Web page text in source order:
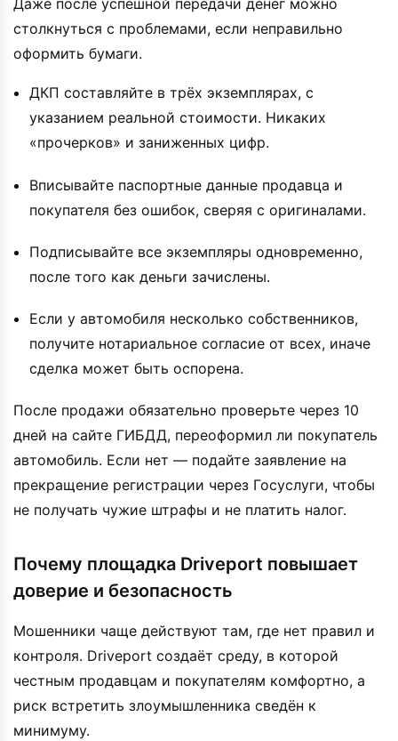
Даже после успешной передачи денег можно
столкнуться с проблемами, если неправильно
оформить бумаги.
ДКП составляйте в трёх экземплярах, с
указанием реальной стоимости. Никаких
«прочерков» и заниженных цифр.
Вписывайте паспортные данные продавца и
покупателя без ошибок, сверяя с оригиналами.
Подписывайте все экземпляры одновременно,
после того как деньги зачислены.
Если у автомобиля несколько собственников,
получите нотариальное согласие от всех, иначе
сделка может быть оспорена.
После продажи обязательно проверьте через 10
дней на сайте ГИБДД, переоформил ли покупатель
автомобиль. Если нет — подайте заявление на
прекращение регистрации через Госуслуги, чтобы
не получать чужие штрафы и не платить налог.
Почему площадка Driveport повышает
доверие и безопасность
Мошенники чаще действуют там, где нет правил и
контроля. Driveport создаёт среду, в которой
честным продавцам и покупателям комфортно, а
риск встретить злоумышленника сведён к
минимуму.